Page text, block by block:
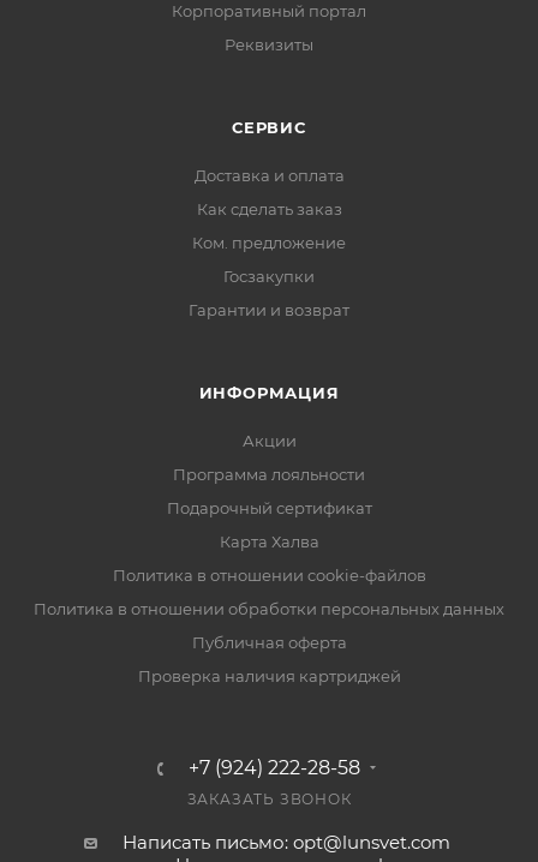
Корпоративный портал
Реквизиты
СЕРВИС
Доставка и оплата
Как сделать заказ
Ком. предложение
Госзакупки
Гарантии и возврат
ИНФОРМАЦИЯ
Акции
Программа лояльности
Подарочный сертификат
Карта Халва
Политика в отношении cookie-файлов
Политика в отношении обработки персональных данных
Публичная оферта
Проверка наличия картриджей
+7 (924) 222-28-58
ЗАКАЗАТЬ ЗВОНОК
Написать письмо: opt@lunsvet.com